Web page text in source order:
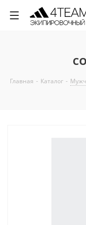
Главная - Каталог -